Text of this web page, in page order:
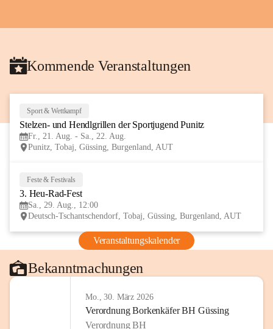
Kommende Veranstaltungen
Sport & Wettkampf
Stelzen- und Hendlgrillen der Sportjugend Punitz
Fr., 21. Aug. - Sa., 22. Aug.
Punitz, Tobaj, Güssing, Burgenland, AUT
Feste & Festivals
3. Heu-Rad-Fest
Sa., 29. Aug., 12:00
Deutsch-Tschantschendorf, Tobaj, Güssing, Burgenland, AUT
Veranstaltungskalender
Bekanntmachungen
Mo., 30. März 2026
Verordnung Borkenkäfer BH Güssing
Verordnung BH